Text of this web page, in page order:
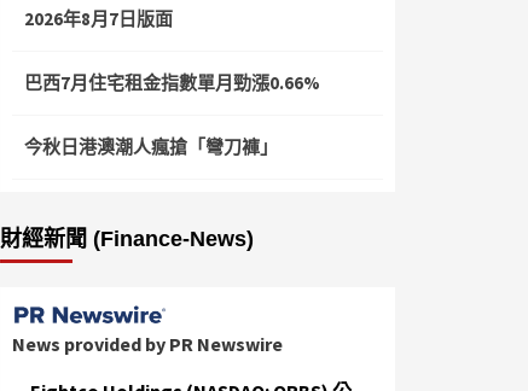
2026年8月7日版面
巴西7月住宅租金指數單月勁漲0.66%
今秋日港澳潮人瘋搶「彎刀褲」
財經新聞 (Finance-News)
News provided by PR Newswire